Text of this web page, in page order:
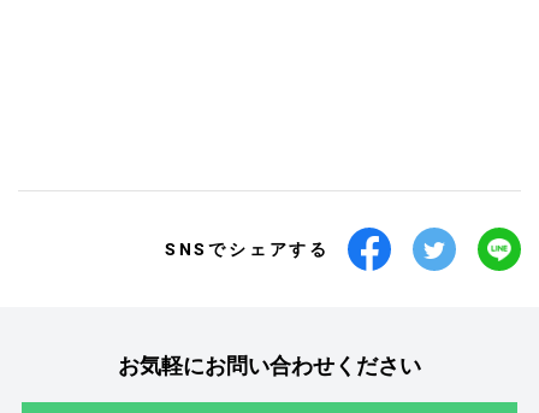
SNSでシェアする
お気軽にお問い合わせください